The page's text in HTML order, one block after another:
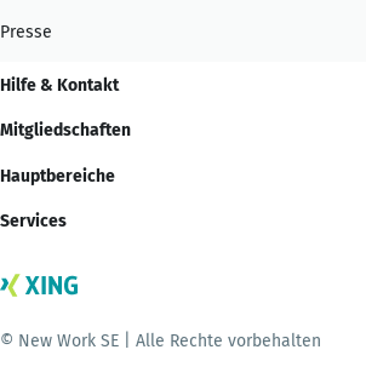
Presse
Hilfe & Kontakt
Mitgliedschaften
Hauptbereiche
Services
© New Work SE | Alle Rechte vorbehalten